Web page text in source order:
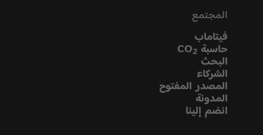
المجتمع
فيتاماب
حاسبة CO 2
البحث
الشركاء
المصدر المفتوح
المدونة
انضم إلينا